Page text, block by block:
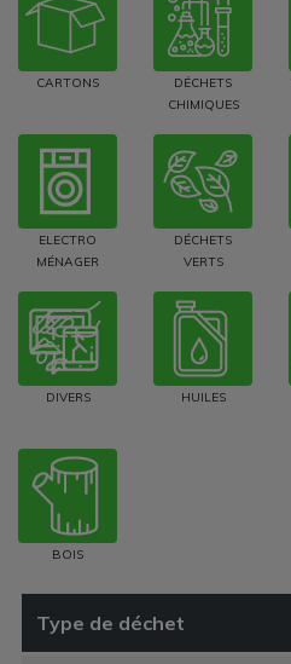
CARTONS
DÉCHETS
CHIMIQUES
ELECTRO
MÉNAGER
DÉCHETS
VERTS
DIVERS HUILES
BOIS
Type de déchet